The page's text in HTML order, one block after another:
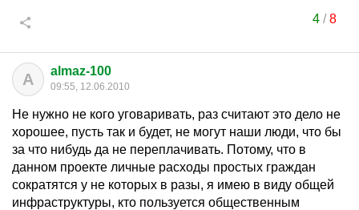
4/8
A almaz-100
09:55, 12.06.2010
Не нужно не кого уговаривать, раз считают это дело не
хорошее, пусть так и будет, не могут наши люди, что бы
за что нибудь да не переплачивать. Потому, что в
данном проекте личные расходы простых граждан
сократятся у не которых в разы, я имею в виду общей
инфраструктуры, кто пользуется общественным